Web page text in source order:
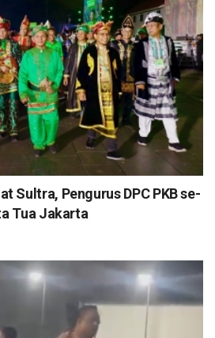
Sultra, Pengurus DPC PKB se-
Tua Jakarta